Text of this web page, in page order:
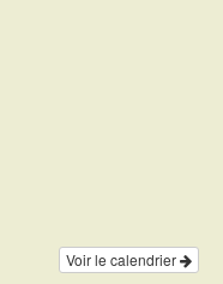
Voir le calendrier